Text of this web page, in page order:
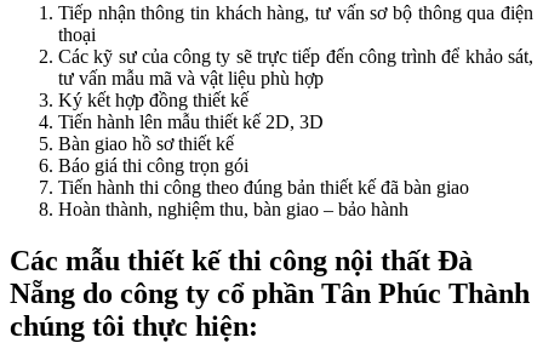
Tiếp nhận thông tin khách hàng, tư vấn sơ bộ thông qua điện
thoại
Các kỹ sư của công ty sẽ trực tiếp đến công trình để khảo sát,
tư vấn mẫu mã và vật liệu phù hợp
Ký kết hợp đồng thiết kế
Tiến hành lên mẫu thiết kế 2D, 3D
Bàn giao hồ sơ thiết kế
Báo giá thi công trọn gói
Tiến hành thi công theo đúng bản thiết kế đã bàn giao
Hoàn thành, nghiệm thu, bàn giao – bảo hành
Các mẫu thiết kế thi công nội thất Đà
Nẵng do công ty cổ phần Tân Phúc Thành
chúng tôi thực hiện: